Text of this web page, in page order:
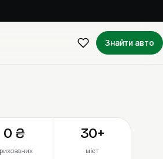
Знайти авто
0 ₴ 30+
міст